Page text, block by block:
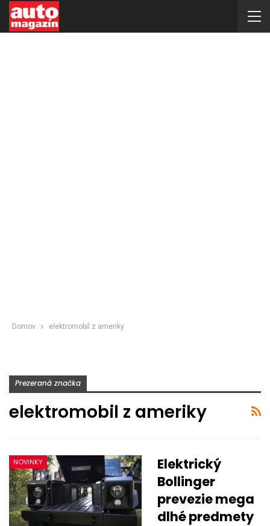
Domov elektromobil z ameriky
Prezeraná značka
elektromobil z ameriky
NOVINKY
Elektrický
Bollinger
prevezie mega
dlhé predmety